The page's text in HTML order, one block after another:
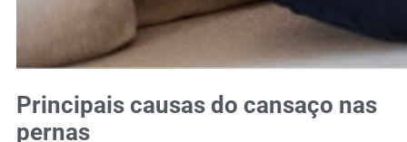
Principais causas do cansaço nas
pernas